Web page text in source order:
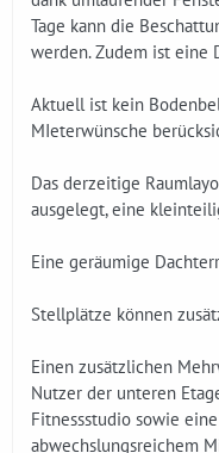
Tage kann die
werden. Zudem ist eine
Aktuell ist kein
MIeterwünsche
Das derzeitige
ausgelegt, eine
Eine geräumige
Stellplätze können
Einen zusätzlichen
Nutzer der unteren
Fitnessstudio sowie
abwechslungsreichem